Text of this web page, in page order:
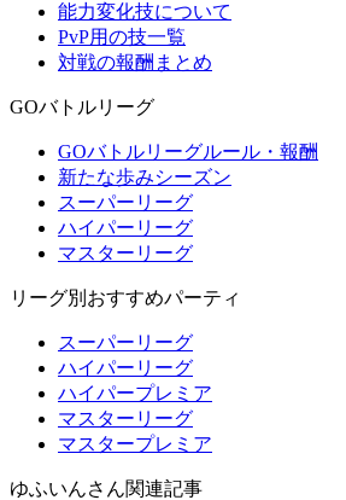
能力変化技について
PvP用の技一覧
対戦の報酬まとめ
GOバトルリーグ
GOバトルリーグルール・報酬
新たな歩みシーズン
スーパーリーグ
ハイパーリーグ
マスターリーグ
リーグ別おすすめパーティ
スーパーリーグ
ハイパーリーグ
ハイパープレミア
マスターリーグ
マスタープレミア
ゆふいんさん関連記事